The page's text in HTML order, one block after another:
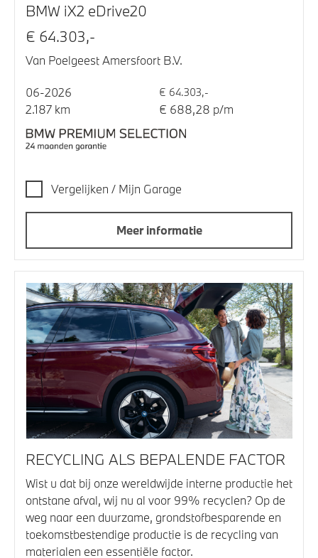
BMW iX2 eDrive20
€ 64.303,-
Van Poelgeest Amersfoort B.V.
06-2026 € 64.303,-
2.187 km € 688,28 p/m
Vergelijken / Mijn Garage
Meer informatie
RECYCLING ALS BEPALENDE FACTOR
Wist u dat bij onze wereldwijde interne productie het
ontstane afval, wij nu al voor 99% recyclen? Op de
weg naar een duurzame, grondstofbesparende en
toekomstbestendige productie is de recycling van
materialen een essentiële factor.